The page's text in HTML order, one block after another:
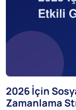
2026 İçin
Zamanlama